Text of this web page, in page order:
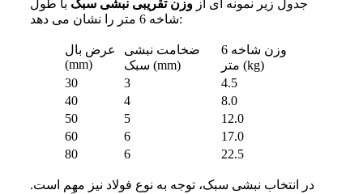
جدول زیر نمونه ای ازوزن تقریبی نبشی سبک با طول
شاخه 6 متر را نشان می دهد:
عرض بال
(mm)
ضخامت نبشی
سبک (mm)
وزن شاخه 6
متر (kg)
30
3
4.5
40
4
8.0
50
5
12.0
60
6
17.0
80
6 22.5
در انتخاب نبشی سبک، توجه به نوع فولاد نیز مهم است.